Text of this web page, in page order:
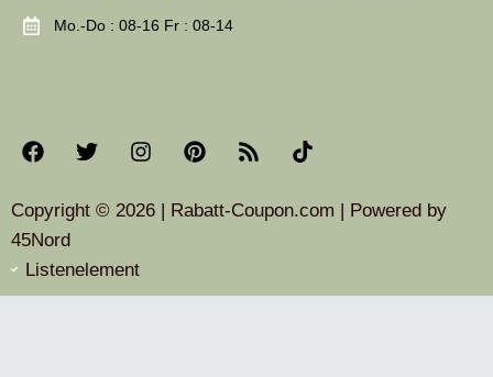
Mo.-Do : 08-16 Fr : 08-14
Copyright © 2026 | Rabatt-Coupon.com | Powered by
45Nord
Listenelement